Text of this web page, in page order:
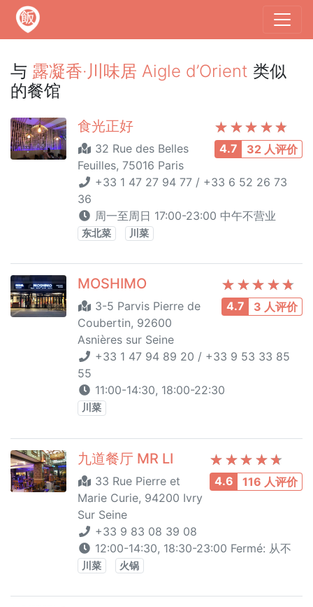
与 露凝香·川味居 Aigle d’Orient 类似
的餐馆
4.7 32 人评价
食光正好
32 Rue des Belles
Feuilles, 75016 Paris
+33 1 47 27 94 77 / +33 6 52 26 73
36
周一至周日 17:00-23:00 中午不营业
东北菜 川菜
4.7 3 人评价
MOSHIMO
3-5 Parvis Pierre de
Coubertin, 92600
Asnières sur Seine
+33 1 47 94 89 20 / +33 9 53 33 85
55
11:00-14:30, 18:00-22:30
川菜
4.6 116 人评价
九道餐厅 MR LI
33 Rue Pierre et
Marie Curie, 94200 Ivry
Sur Seine
+33 9 83 08 39 08
12:00-14:30, 18:30-23:00 Fermé: 从不
川菜 火锅